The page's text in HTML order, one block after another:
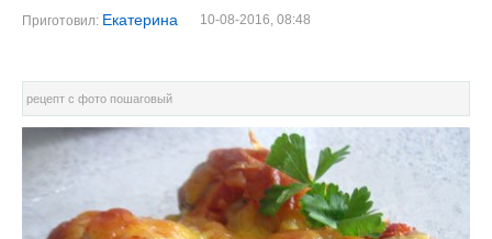
Приготовил: Екатерина 10-08-2016, 08:48
рецепт с фото пошаговый